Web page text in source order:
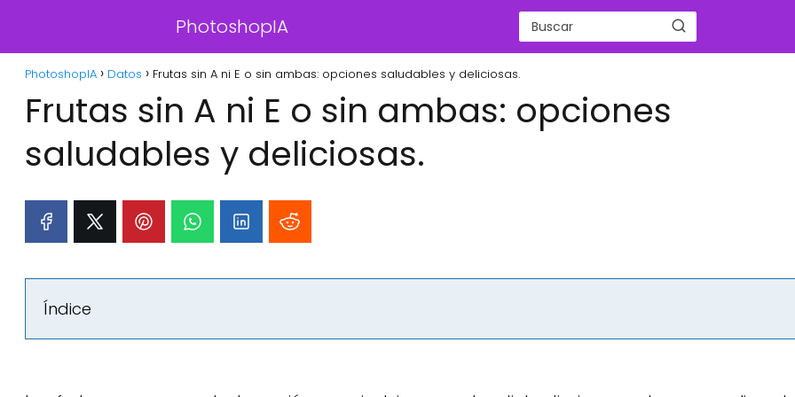
PhotoshopIA
PhotoshopIA Datos Frutas sin A ni E o sin ambas: opciones saludables y deliciosas.
Frutas sin A ni E o sin ambas: opciones
saludables y deliciosas.
Índice